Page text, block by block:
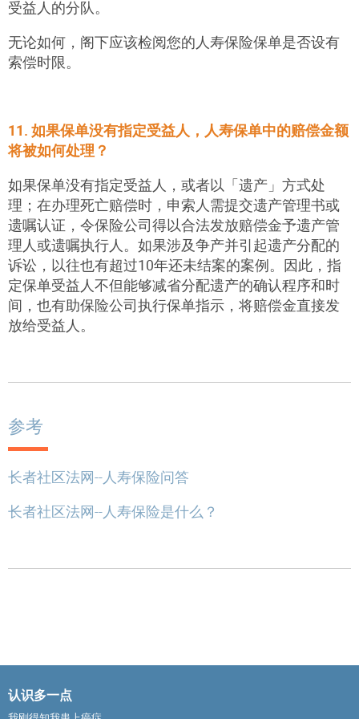
受益人的分队。
无论如何，阁下应该检阅您的人寿保险保单是否设有
索偿时限。
11. 如果保单没有指定受益人，人寿保单中的赔偿金额
将被如何处理？
如果保单没有指定受益人，或者以「遗产」方式处
理 ； 在办理死亡赔偿时，申索人需提交遗产管理书或
遗嘱认证，令保险公司得以合法发放赔偿金予遗产管
理人或遗嘱执行人。如果涉及争产并引起遗产分配的
诉讼，以往也有超过10年还未结案的案例。因此，指
定保单受益人不但能够减省分配遗产的确认程序和时
间，也有助保险公司执行保单指示，将赔偿金直接发
放给受益人。
参考
长者社区法网--人寿保险问答
长者社区法网--人寿保险是什么？
认识多一点